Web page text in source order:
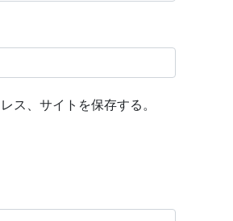
ス、サイトを保存する。